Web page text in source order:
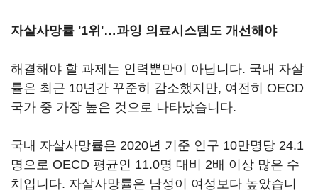
자살사망률 '1위'…과잉 의료시스템도 개선해야
해결해야 할 과제는 인력뿐만이 아닙니다. 국내 자살
률은 최근 10년간 꾸준히 감소했지만, 여전히 OECD
국가 중 가장 높은 것으로 나타났습니다.
국내 자살사망률은 2020년 기준 인구 10만명당 24.1
명으로 OECD 평균인 11.0명 대비 2배 이상 많은 수
치입니다. 자살사망률은 남성이 여성보다 높았습니